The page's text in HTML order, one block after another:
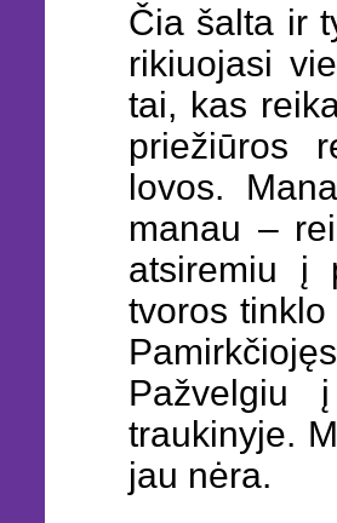
Čia šalta ir
rikiuojasi
tai, kas
priežiūros
lovos.
manau –
atsiremiu į
tvoros
Pažvelgiu
traukinyje.
jau nėra.